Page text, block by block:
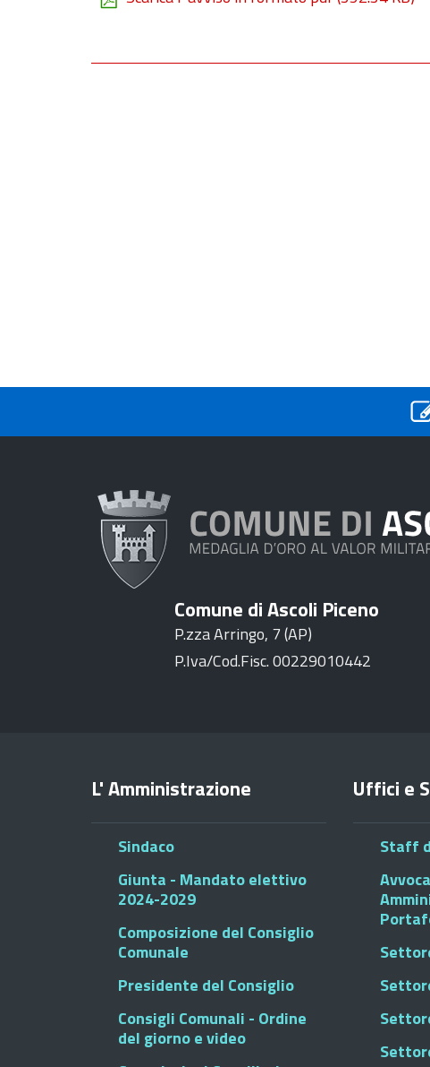
Comune di Ascoli Piceno
P.zza Arringo, 7 (AP)
P.Iva/Cod.Fisc. 00229010442
L' Amministrazione
Sindaco
Giunta - Mandato elettivo
2024-2029
Composizione del Consiglio
Comunale
Presidente del Consiglio
Consigli Comunali - Ordine
del giorno e video
Uffici e
Staff